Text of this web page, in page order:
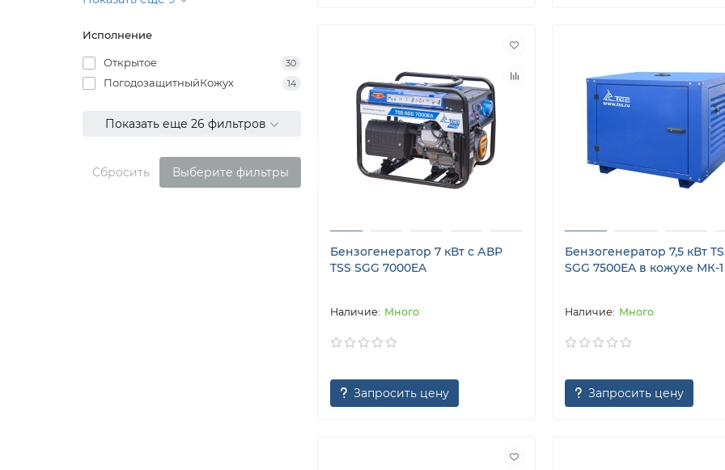
Исполнение
Открытое 30
ПогодозащитныйКожух 14
Показать еще 26 фильтров
Сбросить Выберите фильтры
Бензогенератор 7 кВт с АВР
TSS SGG 7000EA
Много
Запросить цену
Бензогенератор 7,5 кВт
SGG 7500ЕA в кожухе МК-1
Много
Запросить цену